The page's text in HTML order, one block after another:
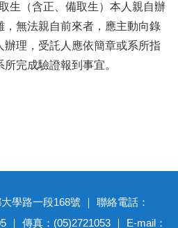
生（含正、備取生）本人親自辦
，無法親自前來者，應主動向錄
辦理，受託人應依簡章或系所指
完成驗證報到事宜。
學路一段168號 ｜ 聯絡電話：
｜ 傳真：(05)2721053 ｜ E-mail：